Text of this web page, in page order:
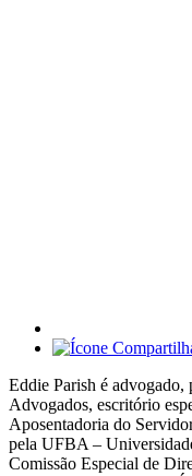
Eddie Parish é
Advogados, escritório
Aposentadoria do
pela UFBA –
Comissão Especial de